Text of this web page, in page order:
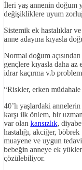
İleri yaş annenin doğum
değişikliklere uyum
Sistemik ek hastalıklar
anne adayına kıyasla
Normal doğum
gençlere kıyasla daha
idrar kaçırma v.b
“Riskler, erken
40’lı yaşlardaki
karşı ilk önlem, bir
var olan kansızlık,
hastalığı, akciğer,
muayene ve uygun
bebeğin anneye ek
çözülebiliyor.